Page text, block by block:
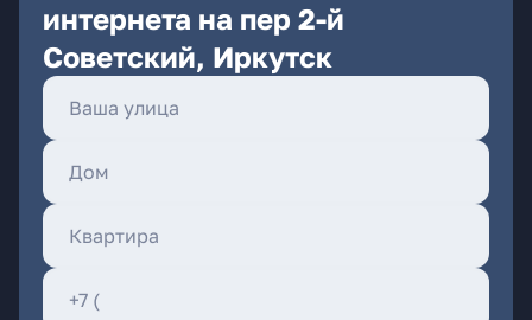
интернета на пер 2-й
Советский, Иркутск